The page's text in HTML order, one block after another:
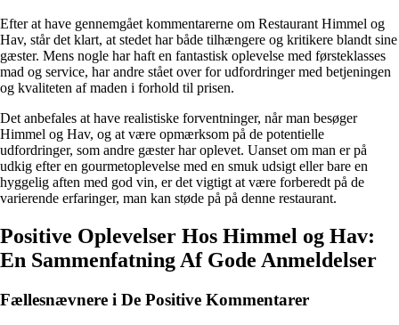
Efter at have gennemgået kommentarerne om Restaurant Himmel og
Hav, står det klart, at stedet har både tilhængere og kritikere blandt sine
gæster. Mens nogle har haft en fantastisk oplevelse med førsteklasses
mad og service, har andre stået over for udfordringer med betjeningen
og kvaliteten af maden i forhold til prisen.
Det anbefales at have realistiske forventninger, når man besøger
Himmel og Hav, og at være opmærksom på de potentielle
udfordringer, som andre gæster har oplevet. Uanset om man er på
udkig efter en gourmetoplevelse med en smuk udsigt eller bare en
hyggelig aften med god vin, er det vigtigt at være forberedt på de
varierende erfaringer, man kan støde på på denne restaurant.
Positive Oplevelser Hos Himmel og Hav:
En Sammenfatning Af Gode Anmeldelser
Fællesnævnere i De Positive Kommentarer